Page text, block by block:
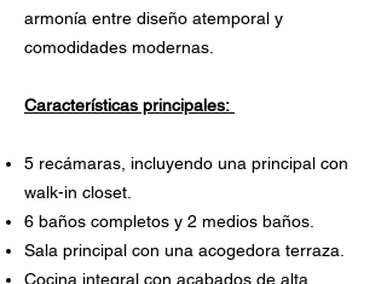
armonía entre diseño atemporal y
comodidades modernas.
Características principales:
5 recámaras, incluyendo una principal con
walk-in closet.
6 baños completos y 2 medios baños.
Sala principal con una acogedora terraza.
Cocina integral con acabados de alta